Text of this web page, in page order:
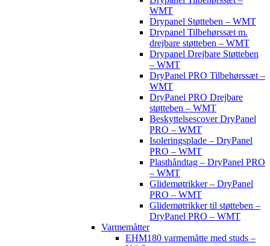
WMT
Drypanel Støtteben – WMT
Drypanel Tilbehørssæt m.
drejbare støtteben – WMT
Drypanel Drejbare Støtteben
– WMT
DryPanel PRO Tilbehørssæt –
WMT
DryPanel PRO Drejbare
støtteben – WMT
Beskyttelsescover DryPanel
PRO – WMT
Isoleringsplade – DryPanel
PRO – WMT
Plasthåndtag – DryPanel PRO
– WMT
Glidemøtrikker – DryPanel
PRO – WMT
Glidemøtrikker til støtteben –
DryPanel PRO – WMT
Varmemåtter
EHM180 varmemåtte med studs –